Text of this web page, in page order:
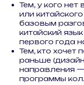
Тем, у кого нет
или
базовым
китайский
первого года
Тем, кто хочет
раньше
направления —
программы